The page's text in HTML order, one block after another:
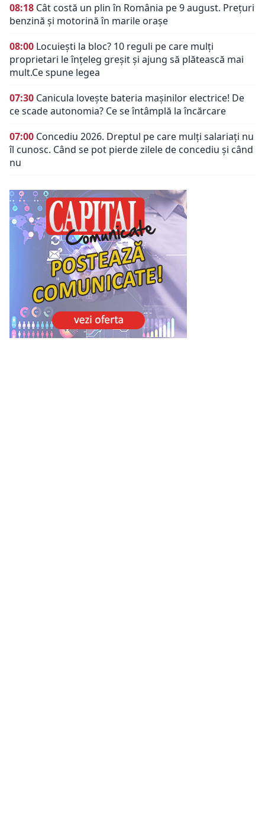
08:18 Cât costă un plin în România pe 9 august. Prețuri
benzină și motorină în marile orașe
08:00 Locuiești la bloc? 10 reguli pe care mulți
proprietari le înțeleg greșit și ajung să plătească mai
mult.Ce spune legea
07:30 Canicula lovește bateria mașinilor electrice! De
ce scade autonomia? Ce se întâmplă la încărcare
07:00 Concediu 2026. Dreptul pe care mulți salariați nu
îl cunosc. Când se pot pierde zilele de concediu și când
nu